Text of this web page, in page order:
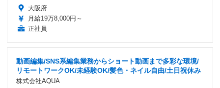
大阪府
月給19万8,000円～
正社員
動画編集/SNS系編集業務からショート動画まで多彩な環境/
リモートワークOK/未経験OK/髪色・ネイル自由/土日祝休み
株式会社AQUA